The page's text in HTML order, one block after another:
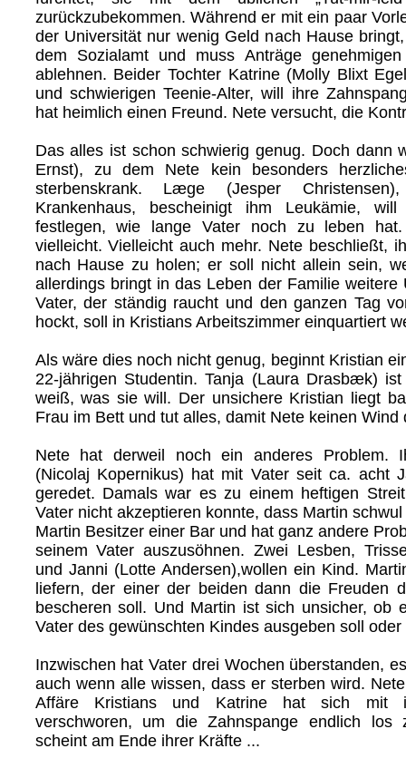
zurückzubekommen. Während er mit ein paar
der Universität nur wenig Geld nach Hause
dem Sozialamt und muss Anträge
ablehnen. Beider Tochter Katrine (Molly Blixt
und schwierigen Teenie-Alter, will ihre
hat heimlich einen Freund. Nete versucht, die
Das alles ist schon schwierig genug. Doch dann
Ernst), zu dem Nete kein besonders
sterbenskrank. Læge (Jesper
Krankenhaus, bescheinigt ihm Leukämie,
festlegen, wie lange Vater noch zu leben
vielleicht. Vielleicht auch mehr. Nete beschließt,
nach Hause zu holen; er soll nicht allein sein,
allerdings bringt in das Leben der Familie weitere
Vater, der ständig raucht und den ganzen Tag
hockt, soll in Kristians Arbeitszimmer einquartiert
Als wäre dies noch nicht genug, beginnt Kristian
22-jährigen Studentin. Tanja (Laura Drasbæk)
weiß, was sie will. Der unsichere Kristian liegt
Frau im Bett und tut alles, damit Nete keinen Wind
Nete hat derweil noch ein anderes Problem.
(Nicolaj Kopernikus) hat mit Vater seit ca. acht
geredet. Damals war es zu einem heftigen
Vater nicht akzeptieren konnte, dass Martin
Martin Besitzer einer Bar und hat ganz andere
seinem Vater auszusöhnen. Zwei Lesben,
und Janni (Lotte Andersen),wollen ein Kind.
liefern, der einer der beiden dann die Freuden
bescheren soll. Und Martin ist sich unsicher, ob
Vater des gewünschten Kindes ausgeben soll oder
Inzwischen hat Vater drei Wochen überstanden,
auch wenn alle wissen, dass er sterben wird.
Affäre Kristians und Katrine hat sich mit
verschworen, um die Zahnspange endlich los
scheint am Ende ihrer Kräfte ...